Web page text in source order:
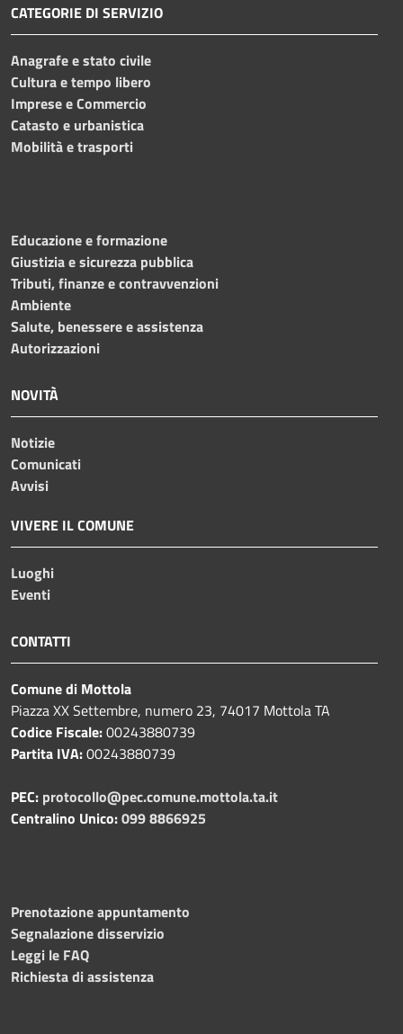
CATEGORIE DI SERVIZIO
Anagrafe e stato civile
Cultura e tempo libero
Imprese e Commercio
Catasto e urbanistica
Mobilità e trasporti
Educazione e formazione
Giustizia e sicurezza pubblica
Tributi, finanze e contravvenzioni
Ambiente
Salute, benessere e assistenza
Autorizzazioni
NOVITÀ
Notizie
Comunicati
Avvisi
VIVERE IL COMUNE
Luoghi
Eventi
CONTATTI
Comune di Mottola
Piazza XX Settembre, numero 23, 74017 Mottola TA
Codice Fiscale:00243880739
Partita IVA:00243880739
PEC: protocollo@pec.comune.mottola.ta.it
Centralino Unico:099 8866925
Prenotazione appuntamento
Segnalazione disservizio
Leggi le FAQ
Richiesta di assistenza